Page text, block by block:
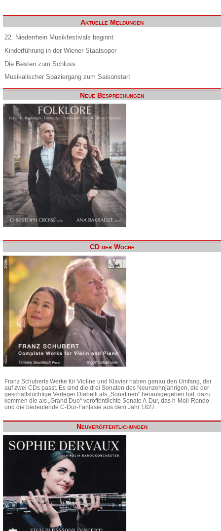
Aktuelle Meldungen
22. Niederrhein Musikfestivals beginnt
Kinderführung in der Wiener Staatsoper
Die Besten zum Schluss
Musikalischer Spaziergang zum Saisonstart
Neue Besprechungen
CD der Woche
Franz Schuberts Werke für Violine und Klavier haben genau den Umfang, der
auf zwei CDs passt. Es sind die drei Sonaten des Neunzehnjährigen, die der
geschäftstüchtige Verleger Diabelli als „Sonatinen“ herausgegeben hat, dazu
kommen die als „Grand Duo“ veröffentlichte Sonate A-Dur, das h-Moll-Rondo
und die bedeutende C-Dur-Fantasie aus dem Jahr 1827.
Neuveröffentlichungen